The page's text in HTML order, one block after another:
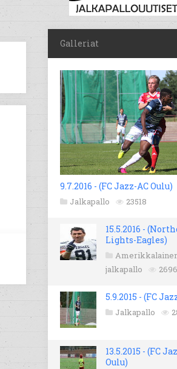
Galleriat
9.7.2016 - (FC Jazz-AC Oulu)
Jalkapallo 23518
15.5.2016 -
Lights-Eagles)
jalkapallo
5.9.2015 - (FC
Jalkapallo
13.5.2015 - (FC
Oulu)